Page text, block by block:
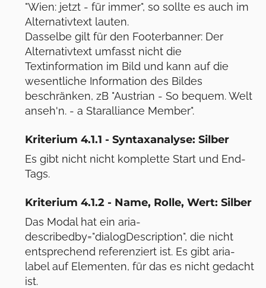
"Wien: jetzt - für immer", so sollte es auch im
Alternativtext lauten.
Dasselbe gilt für den Footerbanner: Der
Alternativtext umfasst nicht die
Textinformation im Bild und kann auf die
wesentliche Information des Bildes
beschränken, zB "Austrian - So bequem. Welt
anseh'n. - a Staralliance Member".
Kriterium 4.1.1 - Syntaxanalyse: Silber
Es gibt nicht nicht komplette Start und End-
Tags.
Kriterium 4.1.2 - Name, Rolle, Wert: Silber
Das Modal hat ein aria-
describedby="dialogDescription", die nicht
entsprechend referenziert ist. Es gibt aria-
label auf Elementen, für das es nicht gedacht
ist.